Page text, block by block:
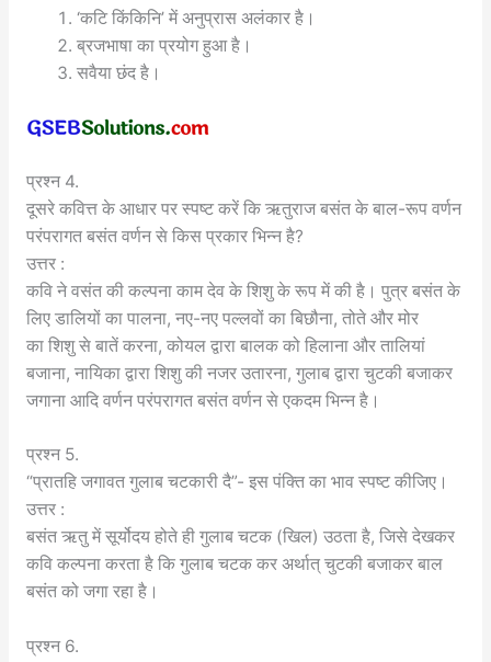
‘कटि किंकिनि’ में अनुप्रास अलंकार है।
ब्रजभाषा का प्रयोग हुआ है।
सवैया छंद है।
प्रश्न 4.
दूसरे कवित्त के आधार पर स्पष्ट करें कि ऋतुराज बसंत के बाल-रूप वर्णन
परंपरागत बसंत वर्णन से किस प्रकार भिन्न है?
उत्तर :
कवि ने वसंत की कल्पना काम देव के शिशु के रूप में की है। पुत्र बसंत के
लिए डालियों का पालना, नए-नए पल्लवों का बिछौना, तोते और मोर
का शिशु से बातें करना, कोयल द्वारा बालक को हिलाना और तालियां
बजाना, नायिका द्वारा शिशु की नजर उतारना, गुलाब द्वारा चुटकी बजाकर
जगाना आदि वर्णन परंपरागत बसंत वर्णन से एकदम भिन्न है।
प्रश्न 5.
“प्रातहि जगावत गुलाब चटकारी दै”- इस पंक्ति का भाव स्पष्ट कीजिए।
उत्तर :
बसंत ऋतु में सूर्योदय होते ही गुलाब चटक (खिल) उठता है, जिसे देखकर
कवि कल्पना करता है कि गुलाब चटक कर अर्थात् चुटकी बजाकर बाल
बसंत को जगा रहा है।
प्रश्न 6.